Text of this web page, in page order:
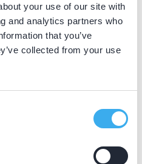
your use of our site with
and analytics partners who
that you’ve
collected from your use